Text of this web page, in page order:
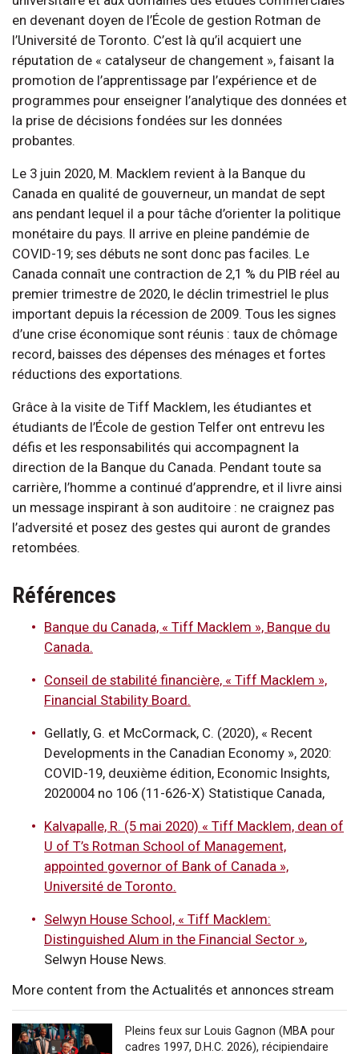
en devenant doyen de l’École de gestion Rotman de
l’Université de Toronto. C’est là qu’il acquiert une
réputation de « catalyseur de changement », faisant la
promotion de l’apprentissage par l’expérience et de
programmes pour enseigner l’analytique des données et
la prise de décisions fondées sur les données
probantes.
Le 3 juin 2020, M. Macklem revient à la Banque du
Canada en qualité de gouverneur, un mandat de sept
ans pendant lequel il a pour tâche d’orienter la politique
monétaire du pays. Il arrive en pleine pandémie de
COVID-19; ses débuts ne sont donc pas faciles. Le
Canada connaît une contraction de 2,1 % du PIB réel au
premier trimestre de 2020, le déclin trimestriel le plus
important depuis la récession de 2009. Tous les signes
d’une crise économique sont réunis : taux de chômage
record, baisses des dépenses des ménages et fortes
réductions des exportations.
Grâce à la visite de Tiff Macklem, les étudiantes et
étudiants de l’École de gestion Telfer ont entrevu les
défis et les responsabilités qui accompagnent la
direction de la Banque du Canada. Pendant toute sa
carrière, l’homme a continué d’apprendre, et il livre ainsi
un message inspirant à son auditoire : ne craignez pas
l’adversité et posez des gestes qui auront de grandes
retombées.
Références
Banque du Canada, « Tiff Macklem », Banque du
Canada.
Conseil de stabilité financière, « Tiff Macklem »,
Financial Stability Board.
Gellatly, G. et McCormack, C. (2020), « Recent
Developments in the Canadian Economy », 2020:
COVID-19, deuxième édition, Economic Insights,
2020004 no 106 (11-626-X) Statistique Canada,
Kalvapalle, R. (5 mai 2020) « Tiff Macklem, dean of
U of T’s Rotman School of Management,
appointed governor of Bank of Canada »,
Université de Toronto.
Selwyn House School, « Tiff Macklem:
Distinguished Alum in the Financial Sector »,
Selwyn House News.
More content from the Actualités et annonces stream
Pleins feux sur Louis Gagnon (MBA pour
cadres 1997, D.H.C. 2026), récipiendaire